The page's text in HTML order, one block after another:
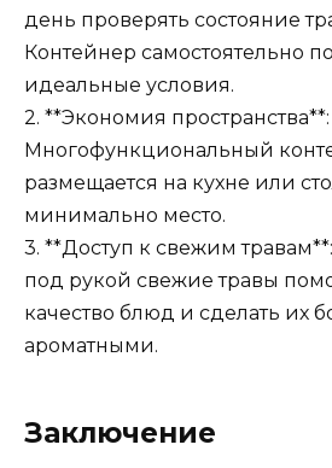
день проверять состояние
Контейнер самостоятельно
идеальные условия.
2. **Экономия пространства**:
Многофункциональный
размещается на кухне или
минимально место.
3. **Доступ к свежим
под рукой свежие травы
качество блюд и сделать их
ароматными.
Заключение